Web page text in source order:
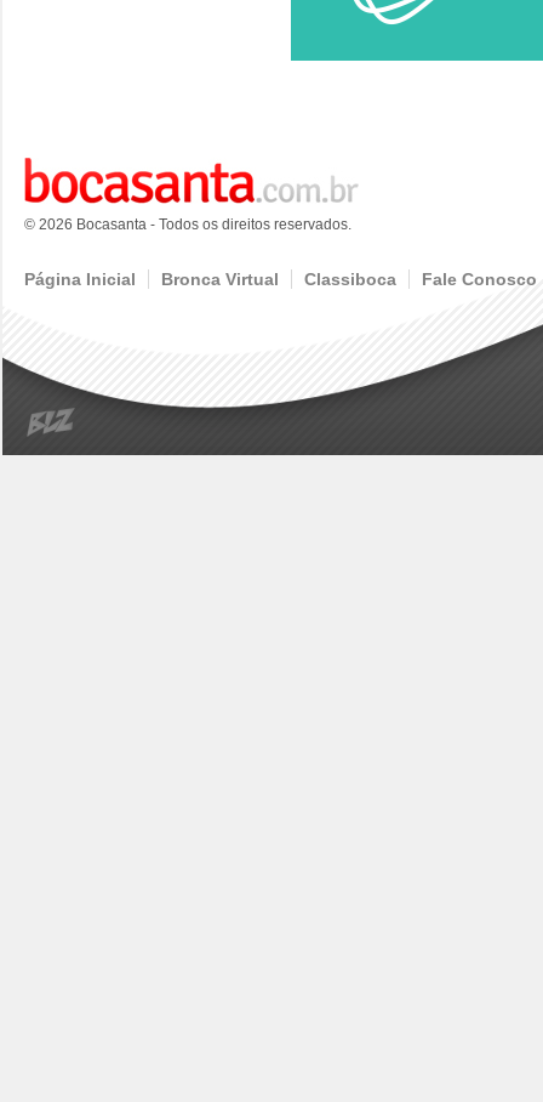
© 2026 Bocasanta - Todos os direitos reservados.
Página Inicial Bronca Virtual Classiboca Fale Conosco